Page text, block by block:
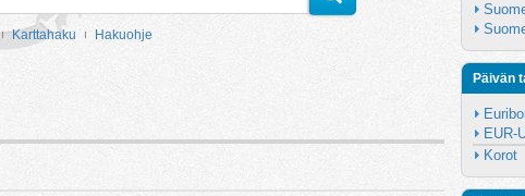
Karttahaku Hakuohje
Päivän
EUR-
Korot